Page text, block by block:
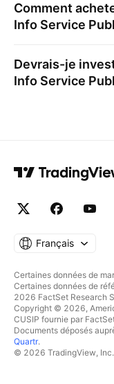
Comment
Info Service
Devrais-je
Info Service
Français
Certaines données de
Certaines données de
2026 FactSet Research
Copyright © 2026,
CUSIP fournie par
Documents déposés
Quartr.
© 2026 TradingView, Inc.